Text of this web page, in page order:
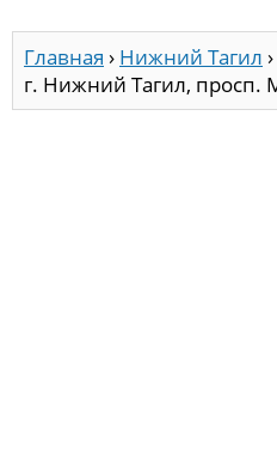
Главная › Нижний Тагил ›
г. Нижний Тагил, просп.